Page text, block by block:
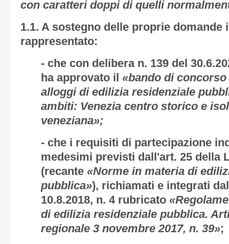
con caratteri doppi di quelli
1.1. A sostegno delle proprie domande
rappresentato:
- che con delibera n. 139 del
ha approvato il «bando di
alloggi di edilizia residenziale
ambiti: Venezia centro storico e
veneziana»;
- che i requisiti di partecipazione
medesimi previsti dall'art. 25 della
(recante «Norme in materia di
pubblica»), richiamati e integrati
10.8.2018, n. 4 rubricato
di edilizia residenziale pubblica.
regionale 3 novembre 2017, n. 39»;